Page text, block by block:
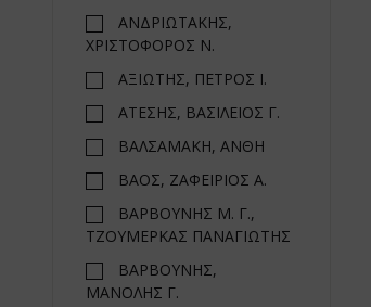
ΑΝΔΡΙΩΤΑΚΗΣ,
ΧΡΙΣΤΟΦΟΡΟΣ Ν.
ΑΞΙΩΤΗΣ, ΠΕΤΡΟΣ Ι.
ΑΤΕΣΗΣ, ΒΑΣΙΛΕΙΟΣ Γ.
ΒΑΛΣΑΜΑΚΗ, ΑΝΘΗ
ΒΑΟΣ, ΖΑΦΕΙΡΙΟΣ Α.
ΒΑΡΒΟΥΝΗΣ Μ. Γ.,
ΤΖΟΥΜΕΡΚΑΣ ΠΑΝΑΓΙΩΤΗΣ
ΒΑΡΒΟΥΝΗΣ,
ΜΑΝΟΛΗΣ Γ.